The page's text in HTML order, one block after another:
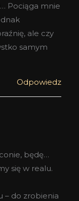
Pociąga mnie
ale czy
samym
Odpowiedz
będę…
się w realu.
– do zrobienia